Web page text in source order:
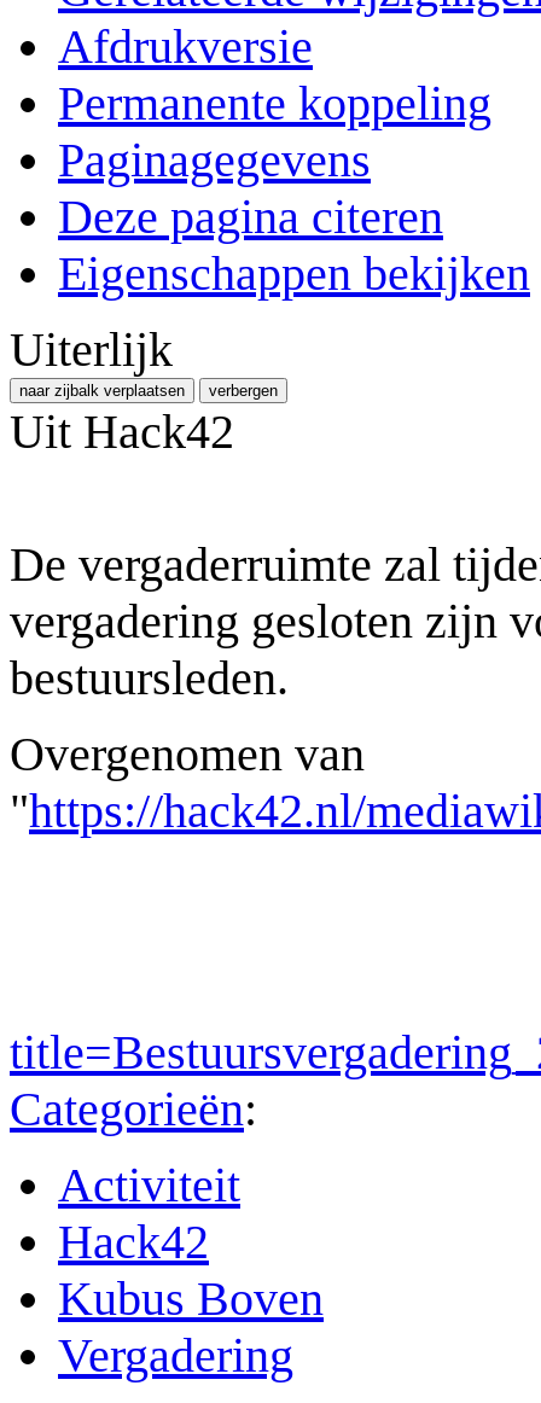
Afdrukversie
Permanente koppeling
Paginagegevens
Deze pagina citeren
Eigenschappen bekijken
Uiterlijk
naar zijbalk verplaatsen verbergen
Uit Hack42
De vergaderruimte zal
vergadering gesloten zijn
bestuursleden.
Overgenomen van
"https://hack42.nl/
Categorieën:
Activiteit
Hack42
Kubus Boven
Vergadering